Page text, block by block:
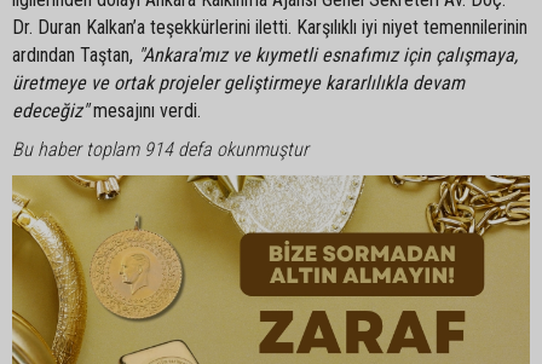
Dr. Duran Kalkan’a teşekkürlerini iletti. Karşılıklı iyi niyet temennilerinin
ardından Taştan, "Ankara'mız ve kıymetli esnafımız için çalışmaya,
üretmeye ve ortak projeler geliştirmeye kararlılıkla devam
edeceğiz"mesajını verdi.
Bu haber toplam 914 defa okunmuştur